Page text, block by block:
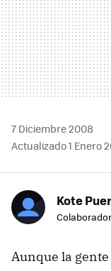
7 Diciembre 2008
Actualizado 1 Enero
Kote
Colaborador
Aunque la